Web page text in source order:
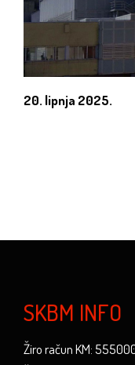
20. lipnja 2025.
SKBM INFO
Žiro račun KM: